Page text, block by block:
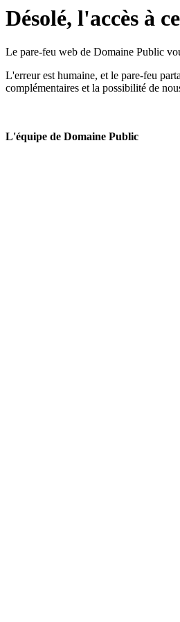
Désolé, l'accès à
Le pare-feu web de Domaine Public
L'erreur est humaine, et le pare-feu
complémentaires et la possibilité de
L'équipe de Domaine Public